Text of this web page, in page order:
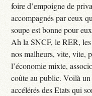
foire d’empoigne de
accompagnés par ceux
soupe est bonne pour
Ah la SNCF, le RER,
nos malheurs, vite, vite,
l’économie mixte,
coûte au public. Voilà un
accélérés des Etats qui